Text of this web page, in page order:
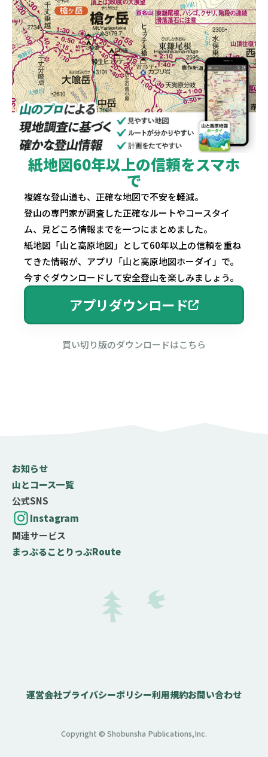
紙地図60年以上の信頼をスマホ
で
複雑な登山道も、正確な地図で不安を軽減。
登山の専門家が調査した正確なルートやコースタイ
ム、見どころ情報までを一つにまとめました。
紙地図「山と高原地図」として60年以上の信頼を重ね
てきた情報が、アプリ「山と高原地図ホーダイ」で。
今すぐダウンロードして安全登山を楽しみましょう。
アプリダウンロード
買い切り版のダウンロードはこちら
お知らせ
山とコース一覧
公式SNS
Instagram
関連サービス
まっぷることりっぷRoute
運営会社プライバシーポリシー利用規約お問い合わせ
Copyright © Shobunsha Publications,Inc.